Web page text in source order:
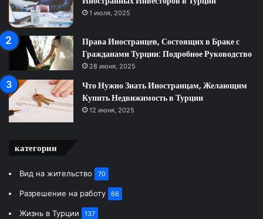
1 июля, 2025
Права Иностранцев, Состоящих в Браке с
Гражданами Турции: Подробное Руководство
28 июня, 2025
Что Нужно Знать Иностранцам, Желающим
Купить Недвижимость в Турции
12 июня, 2025
категории
Вид на жительство 70
Разрешение на работу 66
Жизнь в Турции 137